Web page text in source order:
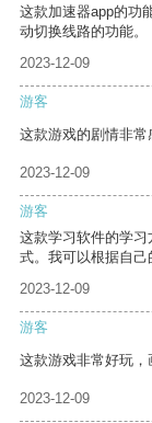
这款加速器app的功
动切换线路的功能。
2023-12-09
游客
这款游戏的剧情非常
2023-12-09
游客
这款学习软件的学
式。我可以根据自己
2023-12-09
游客
这款游戏非常好玩，
2023-12-09